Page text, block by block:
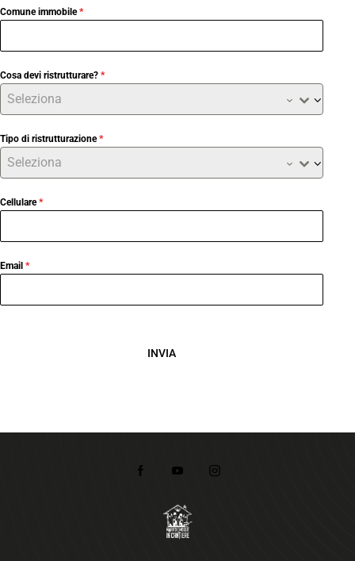
Comune immobile*
Cosa devi ristrutturare? *
Seleziona
Tipo di ristrutturazione*
Seleziona
Cellulare*
Email *
INVIA